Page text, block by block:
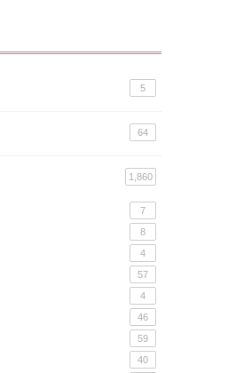
5
64
1,860
7
8
4
57
4
46
59
40